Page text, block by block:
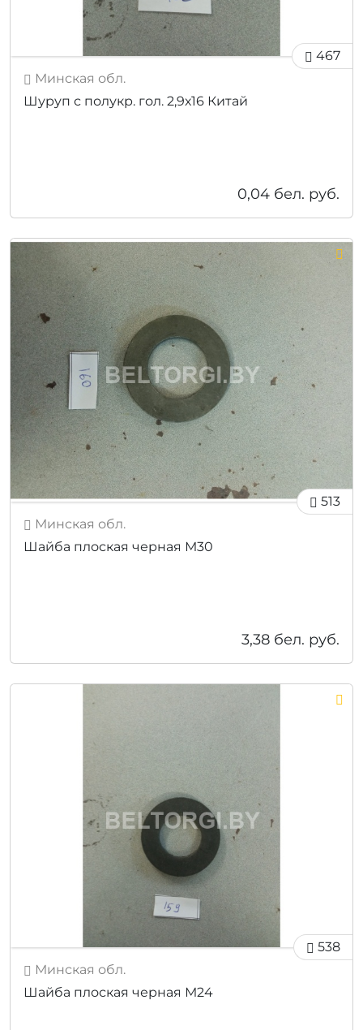
467
Минская обл.
Шуруп с полукр. гол. 2,9х16 Китай
0,04 бел. руб.
513
Минская обл.
Шайба плоская черная М30
3,38 бел. руб.
538
Минская обл.
Шайба плоская черная М24